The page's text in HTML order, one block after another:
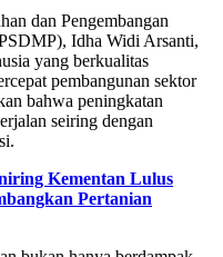
dan Pengembangan
Idha Widi Arsanti,
yang berkualitas
pembangunan sektor
bahwa peningkatan
seiring dengan
Kementan Lulus
Pertanian